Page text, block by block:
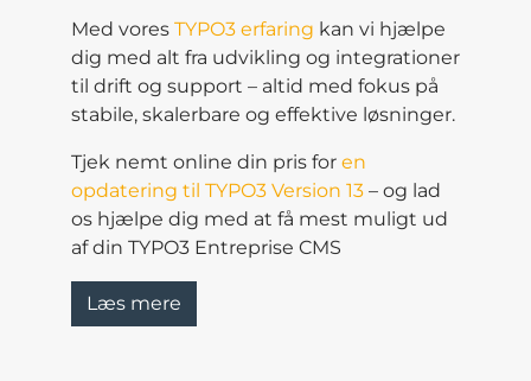
Med vores TYPO3 erfaring kan vi hjælpe
dig med alt fra udvikling og integrationer
til drift og support – altid med fokus på
stabile, skalerbare og effektive løsninger.
Tjek nemt online din pris for en
opdatering til TYPO3 Version 13 – og lad
os hjælpe dig med at få mest muligt ud
af din TYPO3 Entreprise CMS
Læs mere